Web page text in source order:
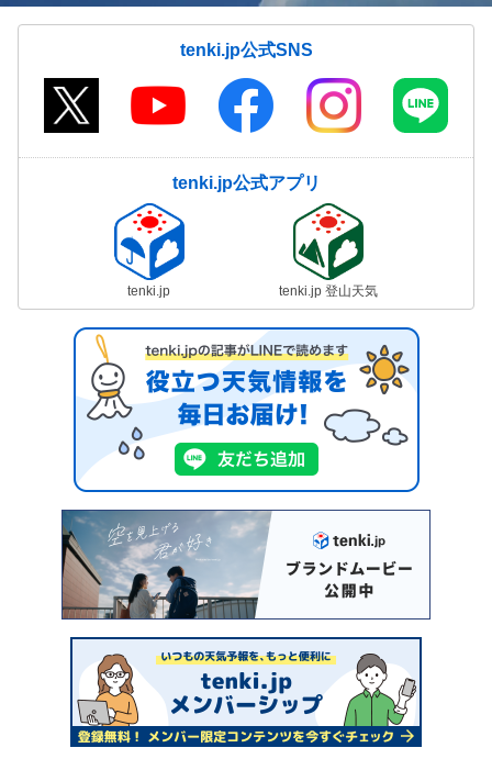
tenki.jp公式SNS
tenki.jp公式アプリ
tenki.jp tenki.jp 登山天気